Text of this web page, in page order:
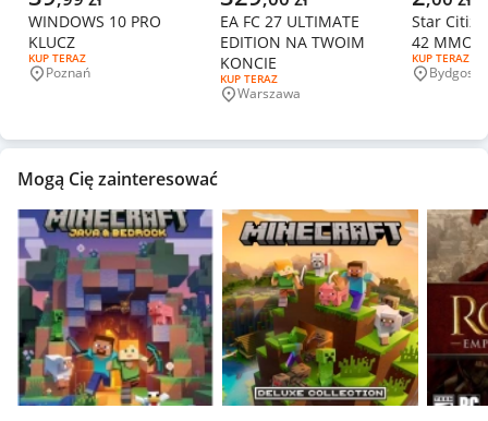
WINDOWS 10 PRO
KLUCZ
RODZAJ OFERTY:
KUP TERAZ
Miejscowość
Poznań
EA FC 27 ULTIMATE
EDITION NA TWOIM
KONCIE
RODZAJ OFERTY:
KUP TERAZ
Miejscowość
Warszawa
Star
42 MMO
RODZAJ
KUP TERAZ
Mogą Cię zainteresować